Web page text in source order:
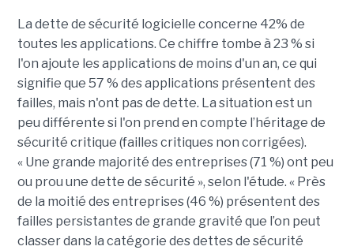
La dette de sécurité logicielle concerne 42% de
toutes les applications. Ce chiffre tombe à 23 % si
l'on ajoute les applications de moins d'un an, ce qui
signifie que 57 % des applications présentent des
failles, mais n'ont pas de dette. La situation est un
peu différente si l'on prend en compte l’héritage de
sécurité critique (failles critiques non corrigées).
« Une grande majorité des entreprises (71 %) ont peu
ou prou une dette de sécurité », selon l'étude. « Près
de la moitié des entreprises (46 %) présentent des
failles persistantes de grande gravité que l’on peut
classer dans la catégorie des dettes de sécurité